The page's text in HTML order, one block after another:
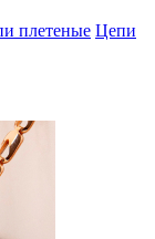
плетеные Цепи